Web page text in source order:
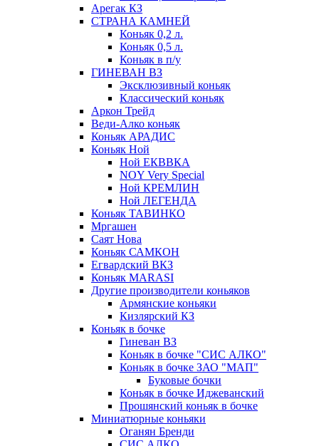
Арегак КЗ
СТРАНА КАМНЕЙ
Коньяк 0,2 л.
Коньяк 0,5 л.
Коньяк в п/у
ГИНЕВАН ВЗ
Эксклюзивный коньяк
Классический коньяк
Аркон Трейд
Веди-Алко коньяк
Коньяк АРАДИС
Коньяк Ной
Ной ЕКВВКА
NOY Very Special
Ной КРЕМЛИН
Ной ЛЕГЕНДА
Коньяк ТАВИНКО
Мргашен
Саят Нова
Коньяк САМКОН
Егвардский ВКЗ
Коньяк MARASI
Другие производители коньяков
Армянские коньяки
Кизлярский КЗ
Коньяк в бочке
Гиневан ВЗ
Коньяк в бочке "СИС АЛКО"
Коньяк в бочке ЗАО "МАП"
Буковые бочки
Коньяк в бочке Иджеванский
Прошянский коньяк в бочке
Миниатюрные коньяки
Оганян Бренди